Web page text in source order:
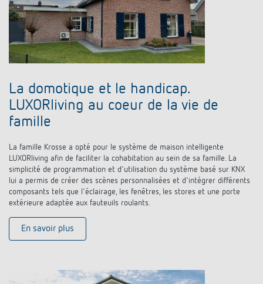
La domotique et le handicap.
LUXORliving au coeur de la vie de
famille
La famille Krosse a opté pour le système de maison intelligente
LUXORliving afin de faciliter la cohabitation au sein de sa famille. La
simplicité de programmation et d'utilisation du système basé sur KNX
lui a permis de créer des scènes personnalisées et d'intégrer différents
composants tels que l'éclairage, les fenêtres, les stores et une porte
extérieure adaptée aux fauteuils roulants.
En savoir plus